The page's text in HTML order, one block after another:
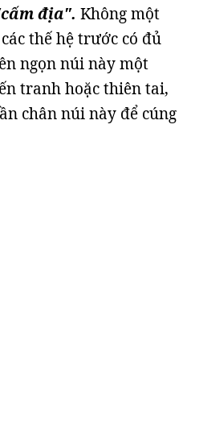
địa". Không một
thế hệ trước có đủ
ngọn núi này một
tranh hoặc thiên tai,
chân núi này để cúng